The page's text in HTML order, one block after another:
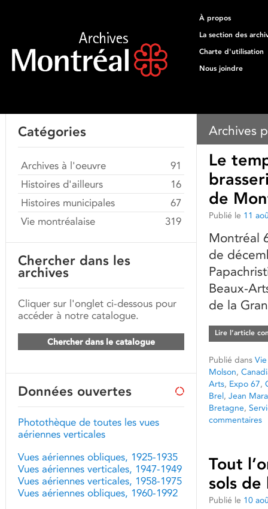
À propos
La section des
Charte d'utilisation
Nous joindre
Archives
Le
de
Publié le 11
Montréal
de
Beaux-
de la
Lire l’article
Publié dans
Molson,
Arts, Expo 67,
Brel, Jean
Bretagne,
commentaires
Tout
sols de
Publié le 10
Catégories
Archives à l'oeuvre
91
Histoires d'ailleurs
16
Histoires municipales
67
Vie montréalaise
319
Chercher dans les
archives
Cliquer sur l'onglet ci-dessous pour
accéder à notre catalogue.
Chercher dans le catalogue
Données ouvertes
Photothèque de toutes les vues
aériennes verticales
Vues aériennes obliques, 1925-1935
Vues aériennes verticales, 1947-1949
Vues aériennes verticales, 1958-1975
Vues aériennes obliques, 1960-1992